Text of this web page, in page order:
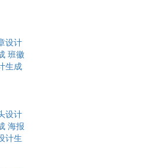
设计
班徽
生成
设计
海报
计生